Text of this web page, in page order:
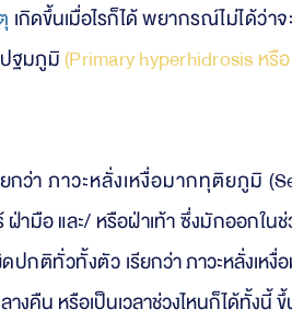
เกิดขึ้นเมื่อไรก็ได้พยากรณ์ไม่ได้ว่าจ
ฐมภูมิ(Primary hyperhidrosis หรื
กว่าภาวะหลั่งเหงื่อมากทุติยภูมิ (
ามือ และ/ หรือฝ่าเท้า ซึ่งมักออกใน
ดปกติทั่วทั้งตัวเรียกว่า ภาวะหลั่งเห
งคืน หรือเป็นเวลาช่วงไหนก็ได้ทั้งนี้